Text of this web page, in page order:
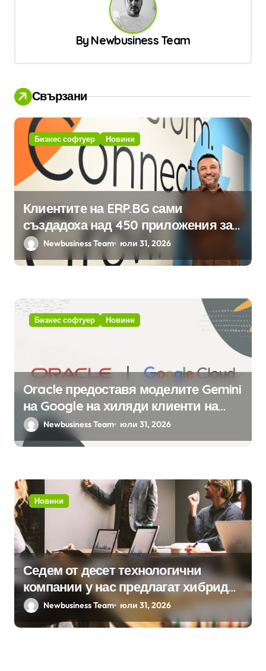
я
By Newbusiness Team
Свързани
Бизнес софтуер Новини
Клиентите на ERP.BG сами
създадоха над 450 приложения за
ERP системата с помощта на
вградения в нея изкуствен
Newbusiness Team юли 31, 2026
Бизнес софтуер Новини
Oracle предоставя моделите Gemini
на Google на хиляди клиенти на
бизнес приложения
Newbusiness Team юли 31, 2026
Новини
Седем от десет технологични
компании у нас предлагат хибридна
работаNewbusiness Team юли 31, 2026